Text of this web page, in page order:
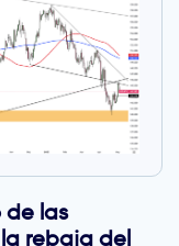
de las
rebaja del